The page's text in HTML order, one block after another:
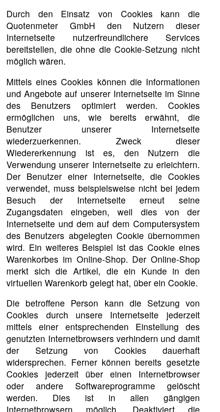
Durch den Einsatz von Cookies kann die
Quotenmeter GmbH den Nutzern dieser
Internetseite nutzerfreundlichere Services
bereitstellen, die ohne die Cookie-Setzung nicht
möglich wären.
Mittels eines Cookies können die Informationen
und Angebote auf unserer Internetseite im Sinne
des Benutzers optimiert werden. Cookies
ermöglichen uns, wie bereits erwähnt, die
Benutzer unserer Internetseite
wiederzuerkennen. Zweck dieser
Wiedererkennung ist es, den Nutzern die
Verwendung unserer Internetseite zu erleichtern.
Der Benutzer einer Internetseite, die Cookies
verwendet, muss beispielsweise nicht bei jedem
Besuch der Internetseite erneut seine
Zugangsdaten eingeben, weil dies von der
Internetseite und dem auf dem Computersystem
des Benutzers abgelegten Cookie übernommen
wird. Ein weiteres Beispiel ist das Cookie eines
Warenkorbes im Online-Shop. Der Online-Shop
merkt sich die Artikel, die ein Kunde in den
virtuellen Warenkorb gelegt hat, über ein Cookie.
Die betroffene Person kann die Setzung von
Cookies durch unsere Internetseite jederzeit
mittels einer entsprechenden Einstellung des
genutzten Internetbrowsers verhindern und damit
der Setzung von Cookies dauerhaft
widersprechen. Ferner können bereits gesetzte
Cookies jederzeit über einen Internetbrowser
oder andere Softwareprogramme gelöscht
werden. Dies ist in allen gängigen
Internetbrowsern möglich. Deaktiviert die